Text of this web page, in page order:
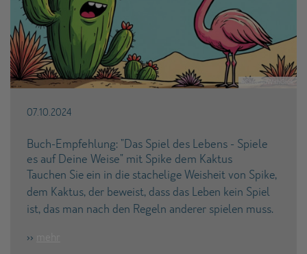
#CreatedWithGrok
07.10.2024
Buch-Empfehlung: "Das Spiel des Lebens - Spiele
es auf Deine Weise" mit Spike dem Kaktus
Tauchen Sie ein in die stachelige Weisheit von Spike,
dem Kaktus, der beweist, dass das Leben kein Spiel
ist, das man nach den Regeln anderer spielen muss.
››